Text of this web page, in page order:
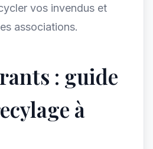
vos invendus et
associations.
: guide
à